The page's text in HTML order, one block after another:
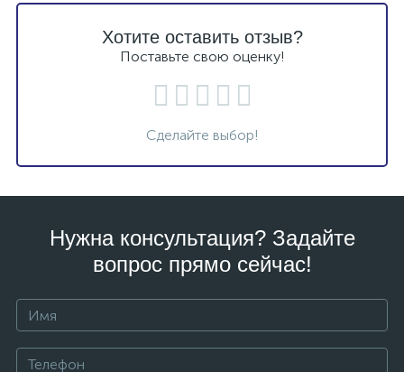
Хотите оставить отзыв?
Поставьте свою оценку!
Сделайте выбор!
Нужна консультация? Задайте
вопрос прямо сейчас!